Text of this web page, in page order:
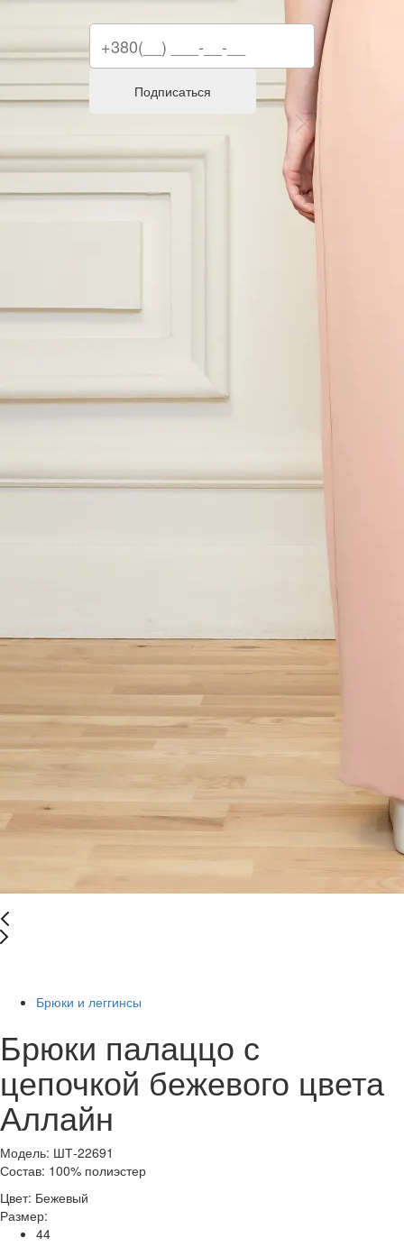
Брюки и леггинсы
Брюки палаццо с
цепочкой бежевого цвета
Аллайн
Модель: ШТ-22691
Состав: 100% полиэстер
Цвет: Бежевый
Размер:
44
Подписаться